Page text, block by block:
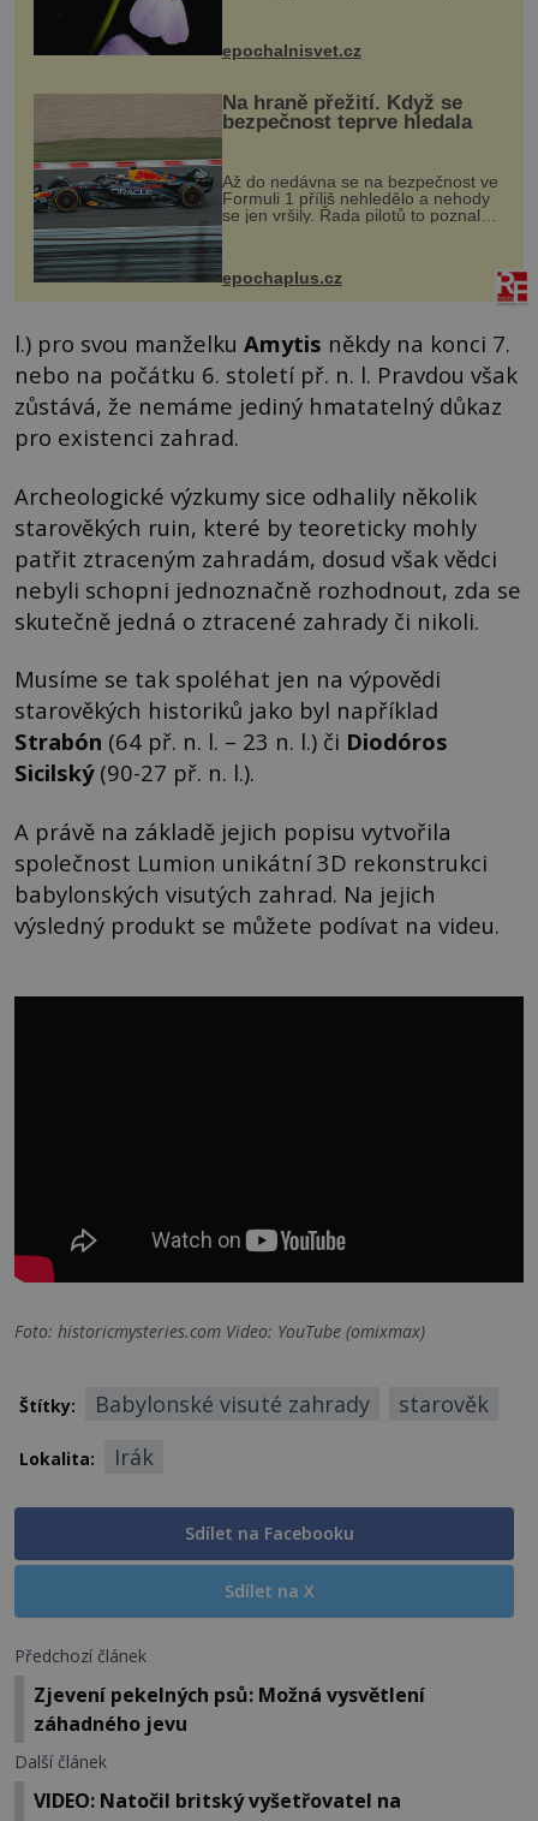
vstupenka...
epochalnisvet.cz
Na hraně přežití. Když se
bezpečnost teprve hledala
Až do nedávna se na bezpečnost ve
Formuli 1 příliš nehledělo a nehody
se jen vršily. Řada pilotů to poznala
na vlastní kůži, často s trvalými
následky nebo bohužel i ztrátou
života. Dnes nepochopiteln...
epochaplus.cz
l.) pro svou manželku Amytis někdy na konci 7.
nebo na počátku 6. století př. n. l. Pravdou však
zůstává, že nemáme jediný hmatatelný důkaz
pro existenci zahrad.
Archeologické výzkumy sice odhalily několik
starověkých ruin, které by teoreticky mohly
patřit ztraceným zahradám, dosud však vědci
nebyli schopni jednoznačně rozhodnout, zda se
skutečně jedná o ztracené zahrady či nikoli.
Musíme se tak spoléhat jen na výpovědi
starověkých historiků jako byl například
Strabón (64 př. n. l. – 23 n. l.) či Diodóros
Sicilský(90-27 př. n. l.).
A právě na základě jejich popisu vytvořila
společnost Lumion unikátní 3D rekonstrukci
babylonských visutých zahrad. Na jejich
výsledný produkt se můžete podívat na videu.
Foto: historicmysteries.com Video: YouTube (omixmax)
Štítky: Babylonské visuté zahrady starověk
Lokalita: Irák
Sdílet na Facebooku
Sdílet na X
Předchozí článek
Zjevení pekelných psů: Možná vysvětlení
záhadného jevu
Další článek
VIDEO: Natočil britský vyšetřovatel na